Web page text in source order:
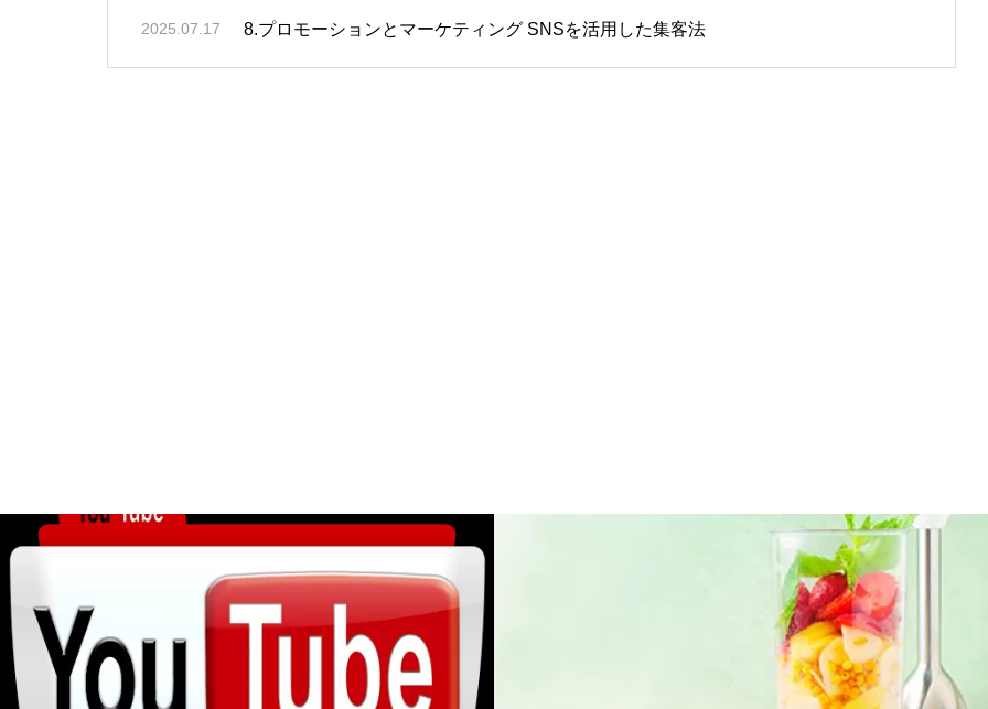
2025.07.17 8.プロモーションとマーケティング SNSを活用した集客法